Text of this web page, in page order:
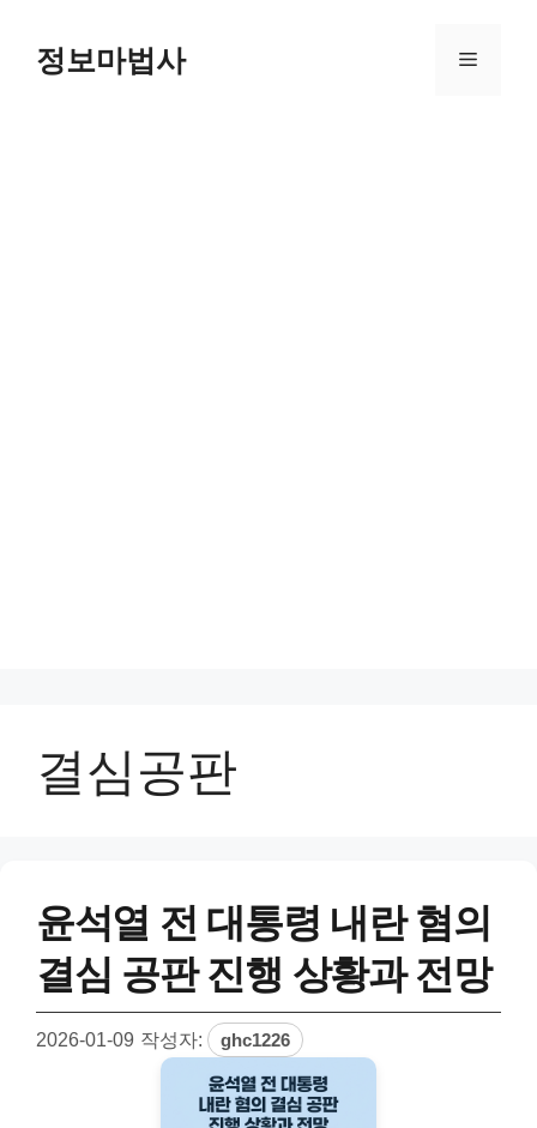
정보마법사 메
결심공판
윤석열 전 대통령 내란 혐의
결심 공판 진행 상황과 전망
2026-01-09 작성자: ghc1226